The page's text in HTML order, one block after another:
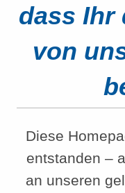
dass Ihr
von
Diese
entstanden –
an unseren